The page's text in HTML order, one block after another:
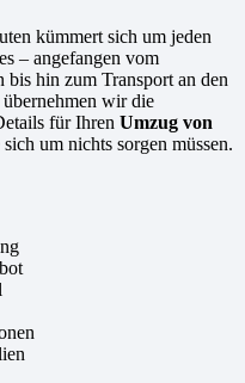
kümmert sich um jeden
– angefangen vom
hin zum Transport an den
wir die
für Ihren Umzug von
sich um nichts sorgen müssen.